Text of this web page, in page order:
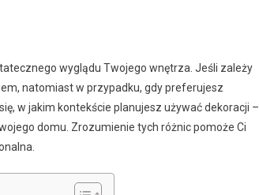
wyglądu Twojego wnętrza. Jeśli zależy
natomiast w przypadku, gdy preferujesz
w jakim kontekście planujesz używać dekoracji –
domu. Zrozumienie tych różnic pomoże Ci